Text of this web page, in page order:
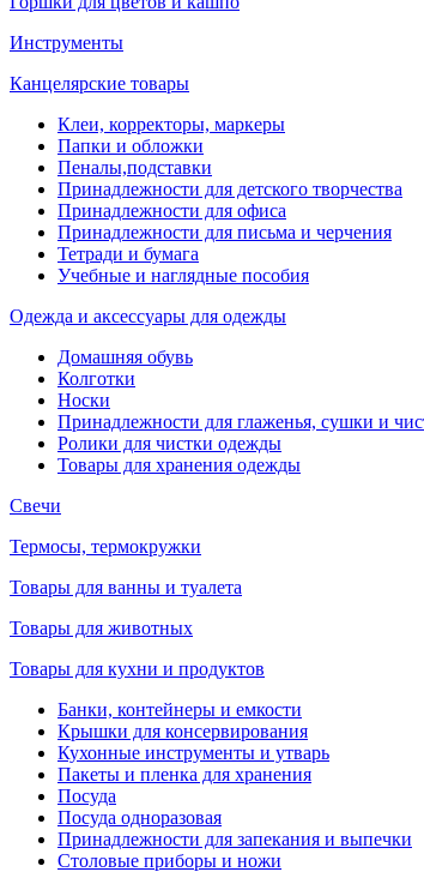
Инструменты
Канцелярские товары
Клеи, корректоры, маркеры
Папки и обложки
Пеналы,подставки
Принадлежности для детского творчества
Принадлежности для офиса
Принадлежности для письма и черчения
Тетради и бумага
Учебные и наглядные пособия
Одежда и аксессуары для одежды
Домашняя обувь
Колготки
Носки
Принадлежности для глаженья, сушки и
Ролики для чистки одежды
Товары для хранения одежды
Свечи
Термосы, термокружки
Товары для ванны и туалета
Товары для животных
Товары для кухни и продуктов
Банки, контейнеры и емкости
Крышки для консервирования
Кухонные инструменты и утварь
Пакеты и пленка для хранения
Посуда
Посуда одноразовая
Принадлежности для запекания и выпечки
Столовые приборы и ножи